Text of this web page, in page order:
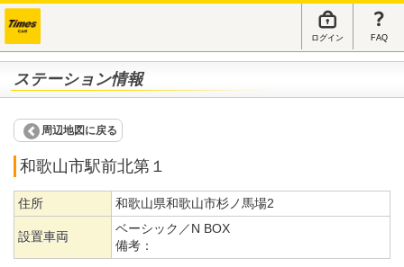
ログイン FAQ
ステーション情報
周辺地図に戻る
和歌山市駅前北第１
住所 和歌山県和歌山市杉ノ馬場2
設置車両
ベーシック／N BOX
備考：